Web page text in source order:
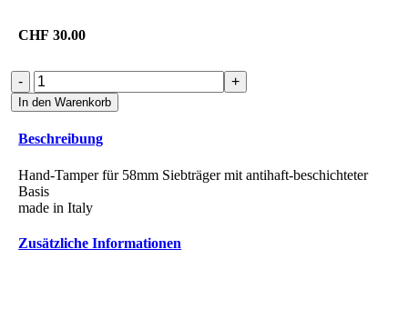
CHF 30.00
MOTTA
Tamper
-
schwarz
58mm
Menge
In den Warenkorb
Beschreibung
Hand-Tamper für 58mm Siebträger mit antihaft-beschichteter
Basis
made in Italy
Zusätzliche Informationen